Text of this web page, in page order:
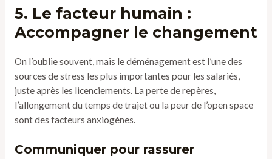
5. Le facteur humain :
Accompagner le changement
On l’oublie souvent, mais le déménagement est l’une des
sources de stress les plus importantes pour les salariés,
juste après les licenciements. La perte de repères,
l’allongement du temps de trajet ou la peur de l’open space
sont des facteurs anxiogènes.
Communiquer pour rassurer